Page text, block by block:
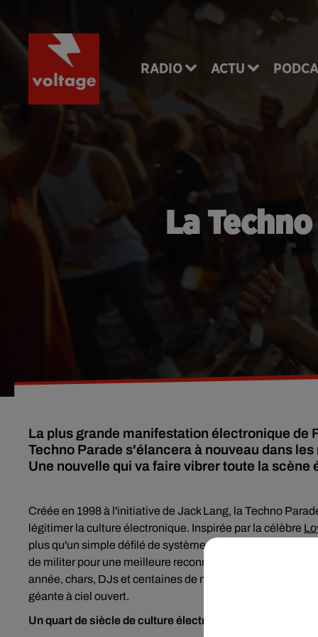
RADIO ACTU
La
La plus grande manifestation électronique de
Techno Parade s'élancera à nouveau dans
Une nouvelle qui va faire vibrer toute la scène
Créée en 1998 à l'initiative de Jack Lang, la Techno
légitimer la culture électronique. Inspirée par la célèbre
plus qu'un simple défilé de systèmes son mobiles : un
de militer pour une meilleure reconnaissance des
année, chars, DJs et centaines de milliers de fêtards ont
géante à ciel ouvert.
Un quart de siècle de culture électronique